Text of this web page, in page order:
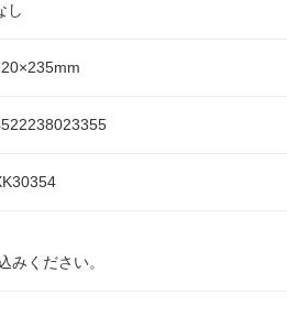
し
ください。